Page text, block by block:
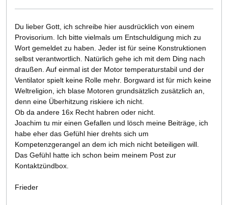
Du lieber Gott, ich schreibe hier ausdrücklich von einem
Provisorium. Ich bitte vielmals um Entschuldigung mich zu
Wort gemeldet zu haben. Jeder ist für seine Konstruktionen
selbst verantwortlich. Natürlich gehe ich mit dem Ding nach
draußen. Auf einmal ist der Motor temperaturstabil und der
Ventilator spielt keine Rolle mehr. Borgward ist für mich keine
Weltreligion, ich blase Motoren grundsätzlich zusätzlich an,
denn eine Überhitzung riskiere ich nicht.
Ob da andere 16x Recht habren oder nicht.
Joachim tu mir einen Gefallen und lösch meine Beiträge, ich
habe eher das Gefühl hier drehts sich um
Kompetenzgerangel an dem ich mich nicht beteiligen will.
Das Gefühl hatte ich schon beim meinem Post zur
Kontaktzündbox.
Frieder